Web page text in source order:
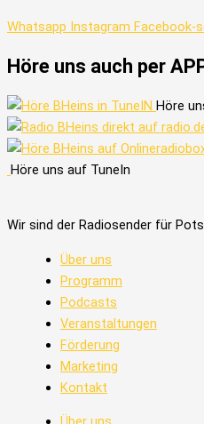
Whatsapp Instagram Facebook-
Höre uns auch per
Höre
Höre uns auf TuneIn
Wir sind der Radiosender für
Über uns
Programm
Podcasts
Veranstaltungen
Förderung
Marketing
Kontakt